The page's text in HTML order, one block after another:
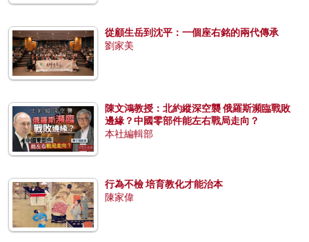
從顧生岳到沈平：一個座右銘的兩代傳承
劉家美
陳文鴻教授：北約縱深空襲 俄羅斯瀕臨戰敗
邊緣？中國零部件能左右戰局走向？
本社編輯部
行為不檢 培育教化才能治本
陳家偉